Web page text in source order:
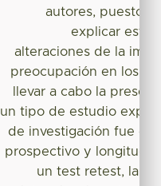
autores, puesto
explicar este
alteraciones de la
preocupación en los
llevar a cabo la
un tipo de estudio
de investigación fue
prospectivo y
un test retest, la